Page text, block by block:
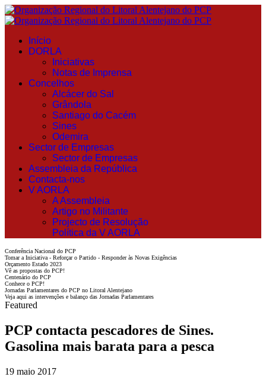
Início
DORLA
Iniciativas
Notas de Imprensa
Concelhos
Alcácer do Sal
Grândola
Santiago do Cacém
Sines
Odemira
Sector de Empresas
Sector de Empresas
Assembleia da República
Contacta-nos
V AORLA
A Assembleia
Artigo no Militante
Projecto de Resolução
Política da V AORLA
Conferência Nacional do PCP
Tomar a Iniciativa - Reforçar o Partido - Responder às Novas Exigências
Orçamento Estado 2023
Vê as propostas do PCP!
Centenário do PCP
Conhece o PCP!
Jornadas Parlamentares do PCP no Litoral Alentejano
Veja aqui as intervenções e balanço das Jornadas Parlamentares
Featured
PCP contacta pescadores de Sines.
Gasolina mais barata para a pesca
19 maio 2017